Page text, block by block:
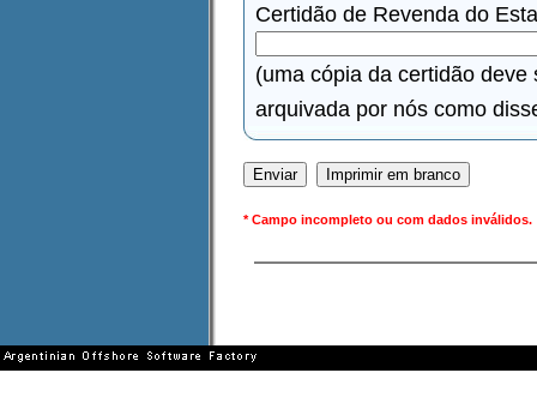
Certidão de Revenda do
(uma cópia da certidão
arquivada por nós como
* Campo incompleto ou com dados inválidos.